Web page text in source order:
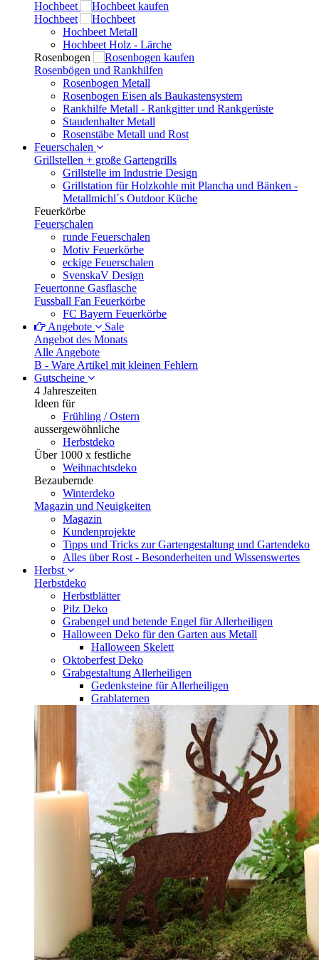
Hochbeet
Hochbeet
Hochbeet Metall
Hochbeet Holz - Lärche
Rosenbogen
Rosenbögen und Rankhilfen
Rosenbogen Metall
Rosenbogen Eisen als Baukastensystem
Rankhilfe Metall - Rankgitter und Rankgerüste
Staudenhalter Metall
Rosenstäbe Metall und Rost
Feuerschalen
Grillstellen + große Gartengrills
Grillstelle im Industrie Design
Grillstation für Holzkohle mit Plancha und Bänken -
Metallmichl´s Outdoor Küche
Feuerkörbe
Feuerschalen
runde Feuerschalen
Motiv Feuerkörbe
eckige Feuerschalen
SvenskaV Design
Feuertonne Gasflasche
Fussball Fan Feuerkörbe
FC Bayern Feuerkörbe
Angebote
Sale
Angebot des Monats
Alle Angebote
B - Ware Artikel mit kleinen Fehlern
Gutscheine
4 Jahreszeiten
Ideen für
Frühling / Ostern
aussergewöhnliche
Herbstdeko
Über 1000 x festliche
Weihnachtsdeko
Bezaubernde
Winterdeko
Magazin und Neuigkeiten
Magazin
Kundenprojekte
Tipps und Tricks zur Gartengestaltung und Gartendeko
Alles über Rost - Besonderheiten und Wissenswertes
Herbst
Herbstdeko
Herbstblätter
Pilz Deko
Grabengel und betende Engel für Allerheiligen
Halloween Deko für den Garten aus Metall
Halloween Skelett
Oktoberfest Deko
Grabgestaltung Allerheiligen
Gedenksteine für Allerheiligen
Grablaternen